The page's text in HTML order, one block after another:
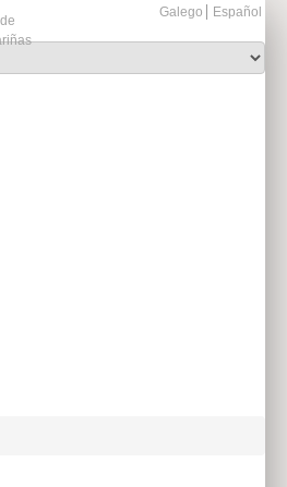
Galego Español